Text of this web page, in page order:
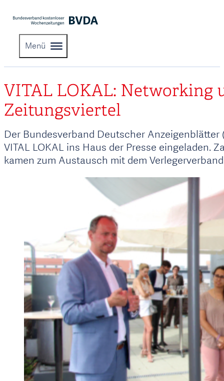
Menü
VITAL LOKAL: Networking
Zeitungsviertel
Der Bundesverband Deutscher Anzeigenblätter
VITAL LOKAL ins Haus der Presse eingeladen.
kamen zum Austausch mit dem